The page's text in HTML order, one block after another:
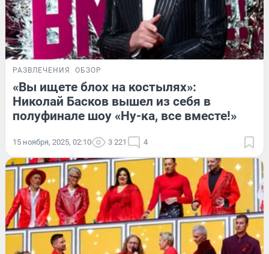
РАЗВЛЕЧЕНИЯ ОБЗОР
«Вы ищете блох на костылях»:
Николай Басков вышел из себя в
полуфинале шоу «Ну-ка, все вместе!»
15 ноября, 2025, 02:10 3 221 4